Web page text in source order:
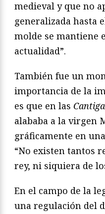
medieval y que no
generalizada hasta
molde se mantiene
actualidad”.
También fue un
importancia de la
es que en las
alababa a la virgen
gráficamente en
“No existen tantos
rey, ni siquiera de
En el campo de la
una regulación del